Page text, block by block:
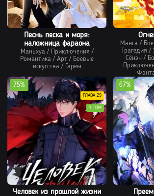
Песнь песка и моря:
наложница фараона
Маньхуа/ Приключения /
Романтика / Арт / Боевые
искусства/ Гарем
Манга /
Трагедия /
Сёнэн /
Человек из прошлой жизни
75%
ГЛАВА 29
1 ТОМ
67%